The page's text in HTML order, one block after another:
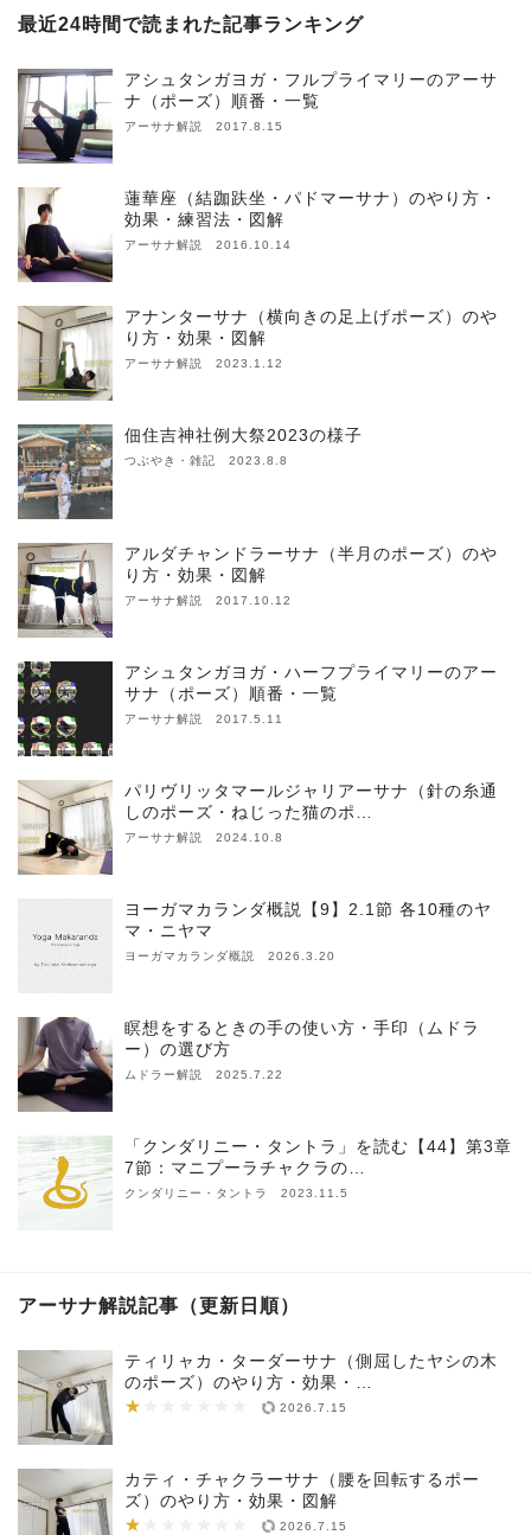
最近24時間で読まれた記事ランキング
アシュタンガヨガ・フルプライマリーのアーサ
ナ（ポーズ）順番・一覧
アーサナ解説 2017.8.15
蓮華座（結跏趺坐・パドマーサナ）のやり方・
効果・練習法・図解
アーサナ解説 2016.10.14
アナンターサナ（横向きの足上げポーズ）のや
り方・効果・図解
アーサナ解説 2023.1.12
佃住吉神社例大祭2023の様子
つぶやき・雑記 2023.8.8
アルダチャンドラーサナ（半月のポーズ）のや
り方・効果・図解
アーサナ解説 2017.10.12
アシュタンガヨガ・ハーフプライマリーのアー
サナ（ポーズ）順番・一覧
アーサナ解説 2017.5.11
パリヴリッタマールジャリアーサナ（針の糸通
しのポーズ・ねじった猫のポ…
アーサナ解説 2024.10.8
ヨーガマカランダ概説【9】2.1節 各10種のヤ
マ・ニヤマ
ヨーガマカランダ概説 2026.3.20
瞑想をするときの手の使い方・手印（ムドラ
ー）の選び方
ムドラー解説 2025.7.22
「クンダリニー・タントラ」を読む【44】第3章
7節：マニプーラチャクラの…
クンダリニー・タントラ 2023.11.5
アーサナ解説記事（更新日順）
ティリャカ・ターダーサナ（側屈したヤシの木
のポーズ）のやり方・効果・…
★
★★★★★★★ 2026.7.15
カティ・チャクラーサナ（腰を回転するポー
ズ）のやり方・効果・図解
★
★★★★★★★ 2026.7.15